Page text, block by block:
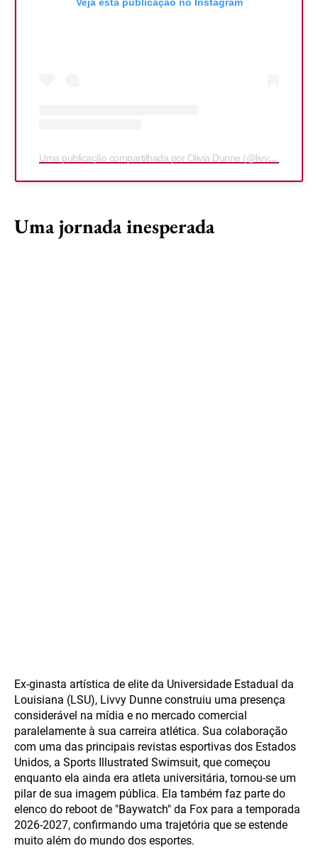
Uma publicação compartilhada por Olivia Dunne (@livvydunne)
Uma jornada inesperada
Ex-ginasta artística de elite da Universidade Estadual da
Louisiana (LSU), Livvy Dunne construiu uma presença
considerável na mídia e no mercado comercial
paralelamente à sua carreira atlética. Sua colaboração
com uma das principais revistas esportivas dos Estados
Unidos, a Sports Illustrated Swimsuit, que começou
enquanto ela ainda era atleta universitária, tornou-se um
pilar de sua imagem pública. Ela também faz parte do
elenco do reboot de "Baywatch" da Fox para a temporada
2026-2027, confirmando uma trajetória que se estende
muito além do mundo dos esportes.